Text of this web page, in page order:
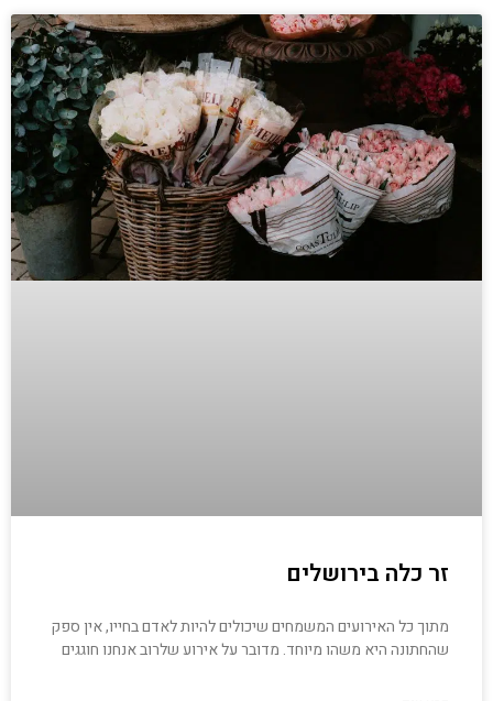
זר כלה בירושלים
מתוך כל האירועים המשמחים שיכולים להיות לאדם בחייו, אין ספק
שהחתונה היא משהו מיוחד. מדובר על אירוע שלרוב אנחנו חוגגים